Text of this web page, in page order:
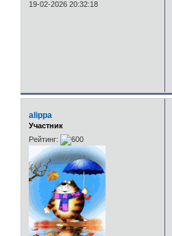
19-02-2026 20:32:18
alippa
Участник
Рейтинг: